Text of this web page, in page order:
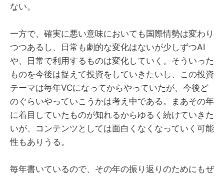
ない。
一方で、確実に悪い意味においても国際情勢は変わり
つつあるし、日常も劇的な変化はないが少しずつAI
や、日常で利用するものは変化していく。そういった
ものを今後は捉えて投資をしていきたいし、この投資
テーマは毎年VCになってからやっていたが、今後ど
のぐらいやっていこうかは考え中である。まあその年
に着目していたものが知れるからゆるく続けていきた
いが、コンテンツとしては面白くなくなっていく可能
性もありうる。
毎年書いているので、その年の振り返りのためにもぜ